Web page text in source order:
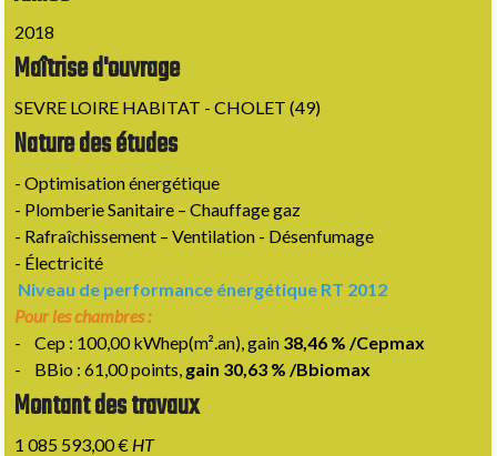
2018
Maîtrise d'ouvrage
SEVRE LOIRE HABITAT - CHOLET (49)
Nature des études
- Optimisation énergétique
- Plomberie Sanitaire – Chauffage gaz
- Rafraîchissement – Ventilation - Désenfumage
- Électricité
Niveau de performance énergétique RT 2012
Pour les chambres :
-Cep : 100,00 kWhep(m².an), gain 38,46 % /Cepmax
- BBio : 61,00 points, gain 30,63 % /Bbiomax
Montant des travaux
1 085 593,00 € HT